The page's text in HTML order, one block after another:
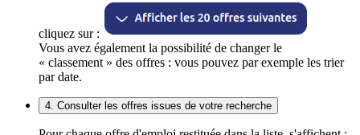
cliquez sur :
Vous avez également la possibilité de changer le
« classement » des offres : vous pouvez par exemple les trier
par date.
4. Consulter les offres issues de votre recherche